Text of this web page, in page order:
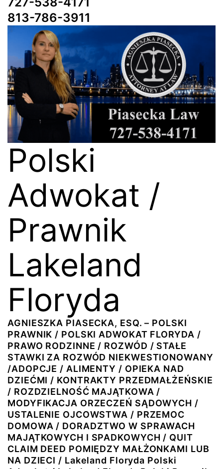
813-786-3911
Polski
Adwokat /
Prawnik
Lakeland
Floryda
AGNIESZKA PIASECKA, ESQ. – POLSKI
PRAWNIK / POLSKI ADWOKAT FLORYDA /
PRAWO RODZINNE / ROZWÓD / STAŁE
STAWKI ZA ROZWÓD NIEKWESTIONOWANY
/ADOPCJE / ALIMENTY / OPIEKA NAD
DZIEĆMI / KONTRAKTY PRZEDMAŁŻEŃSKIE
/ ROZDZIELNOŚĆ MAJĄTKOWA /
MODYFIKACJA ORZECZEŃ SĄDOWYCH /
USTALENIE OJCOWSTWA / PRZEMOC
DOMOWA / DORADZTWO W SPRAWACH
MAJĄTKOWYCH I SPADKOWYCH / QUIT
CLAIM DEED POMIĘDZY MAŁŻONKAMI LUB
NA DZIECI / Lakeland Floryda Polski